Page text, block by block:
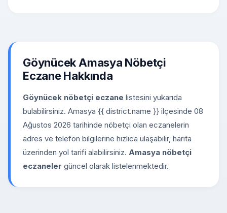
Göynücek Amasya Nöbetçi
Eczane Hakkında
Göynücek nöbetçi eczane listesini yukarıda
bulabilirsiniz. Amasya {{ district.name }} ilçesinde 08
Ağustos 2026 tarihinde nöbetçi olan eczanelerin
adres ve telefon bilgilerine hızlıca ulaşabilir, harita
üzerinden yol tarifi alabilirsiniz. Amasya nöbetçi
eczaneler güncel olarak listelenmektedir.